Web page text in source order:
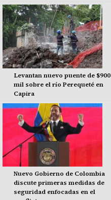
Levantan nuevo puente de $900
mil sobre el río Perequeté en
Capira
Nuevo Gobierno de Colombia
discute primeras medidas de
seguridad enfocadas en el